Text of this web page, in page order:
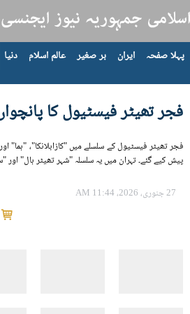
پہلا صفحہ ایران بر صغیر عالم اسلام دنیا
فجر تھیٹر فیسٹیول کا
فجر تھیٹر فیسٹیول کے سلسلے میں "کازابلانکا"، "ہما"
پیش کیے گئے۔ تہران میں یہ سلسلہ "شہر تھیٹر ہال" اور
27 جنوری، 2026، 11:44 AM